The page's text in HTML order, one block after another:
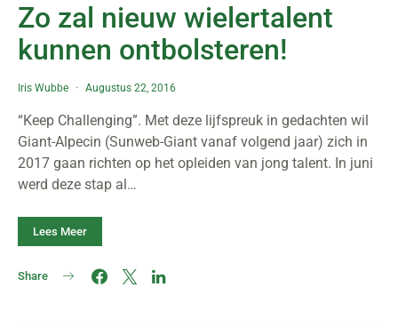
Zo zal nieuw wielertalent
kunnen ontbolsteren!
Iris Wubbe Augustus 22, 2016
“Keep Challenging”. Met deze lijfspreuk in gedachten wil
Giant-Alpecin (Sunweb-Giant vanaf volgend jaar) zich in
2017 gaan richten op het opleiden van jong talent. In juni
werd deze stap al…
Lees Meer
Share